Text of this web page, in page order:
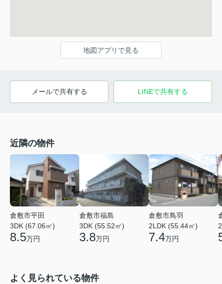
地図アプリで見る
メールで共有する LINEで共有する
近隣の物件
倉敷市平田
3DK (67.06㎡)
8.5万円
倉敷市福島
3DK (55.52㎡)
3.8万円
倉敷市鳥羽
2LDK (55.44㎡)
7.4万円
よく見られている物件